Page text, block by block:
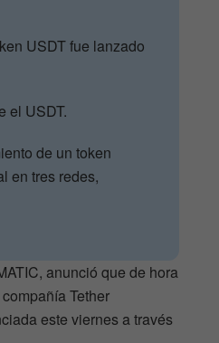
USDT fue lanzado
el USDT.
de un token
en tres redes,
anunció que de hora
Tether
este viernes a través